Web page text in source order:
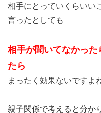
相手にとっていくらいい
言ったとしても
相手が聞いてなかった
たら
まったく効果ないですよ
親子関係で考えると分か